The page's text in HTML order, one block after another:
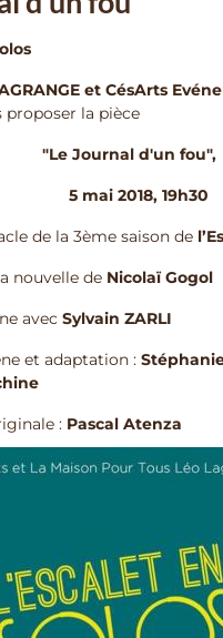
et CésArts
proposer la pièce
"Le Journal d'un fou",
5 mai 2018,19h30
de la 3ème saison de
nouvelle de Nicolaï Gogol
avec Sylvain ZARLI
et adaptation :
: Pascal Atenza